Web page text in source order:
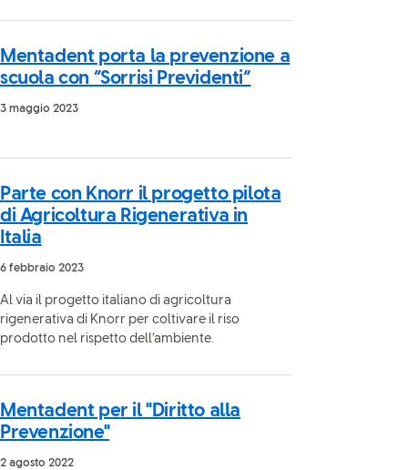
Mentadent porta la prevenzione a
scuola con “Sorrisi Previdenti”
3 maggio 2023
Parte con Knorr il progetto pilota
di Agricoltura Rigenerativa in
Italia
6 febbraio 2023
Al via il progetto italiano di agricoltura
rigenerativa di Knorr per coltivare il riso
prodotto nel rispetto dell’ambiente.
Mentadent per il "Diritto alla
Prevenzione"
2 agosto 2022